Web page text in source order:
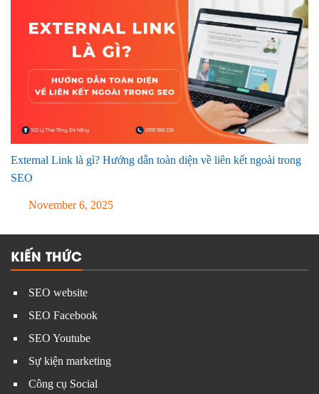
External Link là gì? Hướng dẫn toàn diện về liên kết ngoài trong
SEO
November 6, 2025
KIẾN THỨC
SEO website
SEO Facebook
SEO Youtube
Sự kiện marketing
Công cụ Social